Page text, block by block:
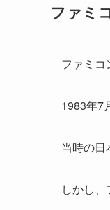
ファミ
ファミコ
1983年7
当時の日
しかし